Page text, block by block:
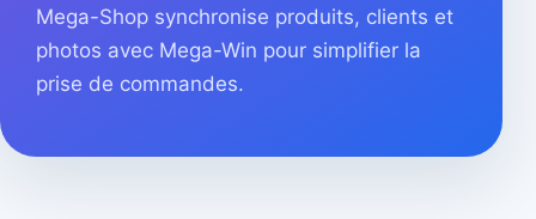
Mega-Shop synchronise produits, clients et
photos avec Mega-Win pour simplifier la
prise de commandes.